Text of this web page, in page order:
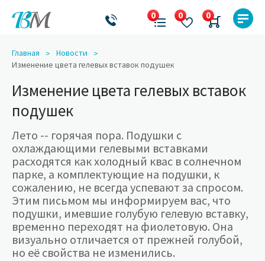
Главная
Новости
Изменение цвета гелевых вставок подушек
Изменение цвета гелевых вставок
подушек
Лето -- горячая пора. Подушки с
охлаждающими гелевыми вставками
расходятся как холодный квас в солнечном
парке, а комплектующие на подушки, к
сожалению, не всегда успевают за спросом.
Этим письмом мы информируем вас, что
подушки, имевшие голубую гелевую вставку,
временно переходят на фиолетовую. Она
визуально отличается от прежней голубой,
но её свойства не изменились.